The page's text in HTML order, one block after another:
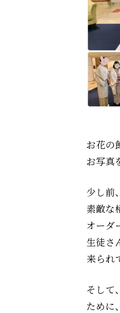
お花の
お写真
少し前
素敵な
オーダ
生徒さ
来られ
そして
ために